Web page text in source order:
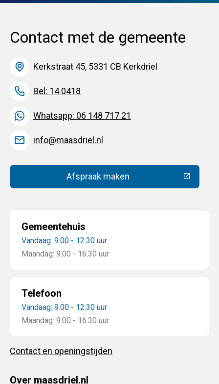
Contact met de gemeente
Kerkstraat 45, 5331 CB Kerkdriel
Bel: 14 0418
Whatsapp: 06 148 717 21
info@maasdriel.nl
Afspraak maken(Deze link gaat naar een
Gemeentehuis
Vandaag: 9.00 - 12.30 uur
Maandag: 9.00 - 16.30 uur
Telefoon
Vandaag: 9.00 - 12.30 uur
Maandag: 9.00 - 16.30 uur
Contact en openingstijden
Over maasdriel.nl